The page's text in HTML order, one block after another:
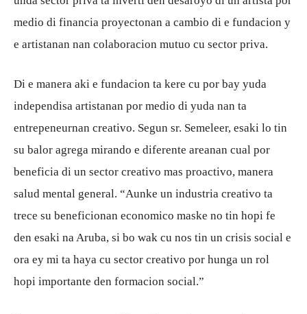
medio di financia proyectonan a cambio di e fundacion y
e artistanan nan colaboracion mutuo cu sector priva.
Di e manera aki e fundacion ta kere cu por bay yuda
independisa artistanan por medio di yuda nan ta
entrepeneurnan creativo. Segun sr. Semeleer, esaki lo tin
su balor agrega mirando e diferente areanan cual por
beneficia di un sector creativo mas proactivo, manera
salud mental general. “Aunke un industria creativo ta
trece su beneficionan economico maske no tin hopi fe
den esaki na Aruba, si bo wak cu nos tin un crisis social e
ora ey mi ta haya cu sector creativo por hunga un rol
hopi importante den formacion social.”